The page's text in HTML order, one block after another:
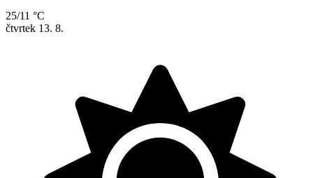
25/11 °C
čtvrtek 13. 8.